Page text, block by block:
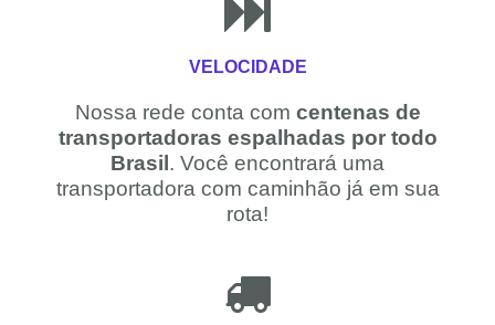
VELOCIDADE
Nossa rede conta com centenas de
transportadoras espalhadas por todo
Brasil. Você encontrará uma
transportadora com caminhão já em sua
rota!